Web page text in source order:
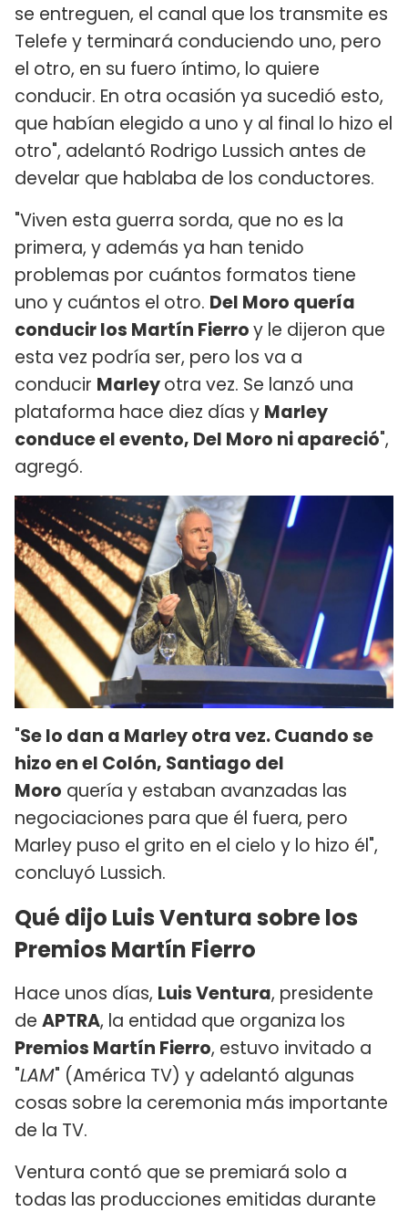
se entreguen, el canal que los transmite es
Telefe y terminará conduciendo uno, pero
el otro, en su fuero íntimo, lo quiere
conducir. En otra ocasión ya sucedió esto,
que habían elegido a uno y al final lo hizo el
otro", adelantó Rodrigo Lussich antes de
develar que hablaba de los conductores.
"Viven esta guerra sorda, que no es la
primera, y además ya han tenido
problemas por cuántos formatos tiene
uno y cuántos el otro. Del Moro quería
conducir los Martín Fierroy le dijeron que
esta vez podría ser, pero los va a
conducir Marleyotra vez. Se lanzó una
plataforma hace diez días y Marley
conduce el evento, Del Moro ni apareció",
agregó.
"Se lo dan a Marley otra vez. Cuando se
hizo en el Colón, Santiago del
Moro quería y estaban avanzadas las
negociaciones para que él fuera, pero
Marley puso el grito en el cielo y lo hizo él",
concluyó Lussich.
Qué dijo Luis Ventura sobre los
Premios Martín Fierro
Hace unos días, Luis Ventura, presidente
de APTRA, la entidad que organiza los
Premios Martín Fierro, estuvo invitado a
"LAM" (América TV) y adelantó algunas
cosas sobre la ceremonia más importante
de la TV.
Ventura contó que se premiará solo a
todas las producciones emitidas durante